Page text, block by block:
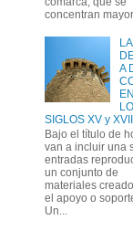
concentran
LA
A
SIGLOS XV y XVIII
Bajo el título de
van a incluir una
entradas
un conjunto de
materiales
el apoyo o
Un...